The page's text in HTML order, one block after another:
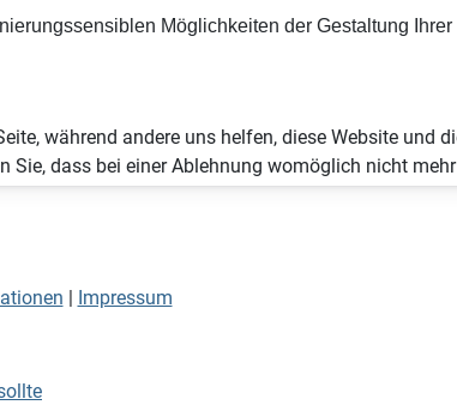
Möglichkeiten der Gestaltung Ihrer
während andere uns helfen, diese Website und
dass bei einer Ablehnung womöglich nicht
| Impressum